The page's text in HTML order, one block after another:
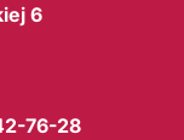
6
76-28